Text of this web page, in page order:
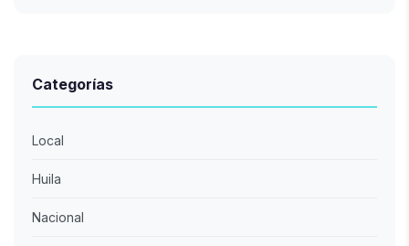
Categorías
Local
Huila
Nacional